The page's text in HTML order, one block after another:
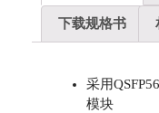
下载规格书
采用
模块